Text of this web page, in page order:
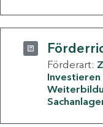
Förderart:
Investieren